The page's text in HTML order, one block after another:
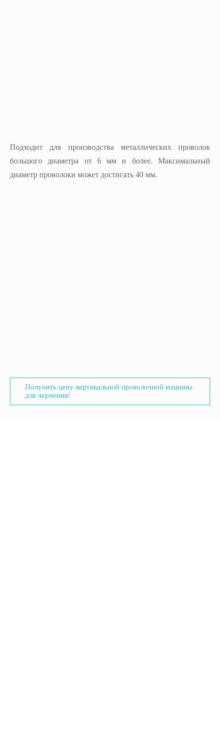
Подходит для производства металлических проволок
большого диаметра от 6 мм и более. Максимальный
диаметр проволоки может достигать 40 мм.
Получить цену вертикальной проволочной машины
для черчения!